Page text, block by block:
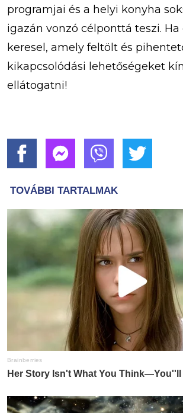
programjai és a helyi konyha
igazán vonzó célponttá teszi.
keresel, amely feltölt és
kikapcsolódási lehetőségeket
ellátogatni!